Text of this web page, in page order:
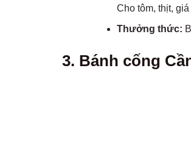
Cho tôm, thịt,
Thưởng thức:
3. Bánh cống